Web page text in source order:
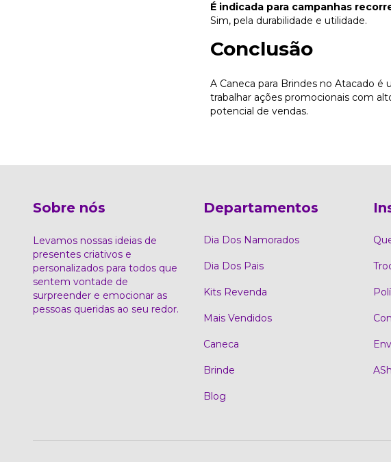
É indicada para campanhas
Sim, pela durabilidade e utilidade.
Conclusão
A Caneca para Brindes no Atacado
trabalhar ações promocionais com
potencial de vendas.
Sobre nós
Levamos nossas ideias de
presentes criativos e
personalizados para todos que
sentem vontade de
surpreender e emocionar as
pessoas queridas ao seu redor.
Departamentos
Dia Dos Namorados
Dia Dos Pais
Kits Revenda
Mais Vendidos
Caneca
Brinde
Blog